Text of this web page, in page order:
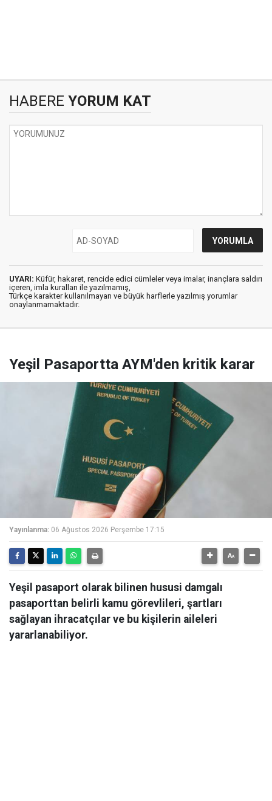
HABERE YORUM KAT
UYARI: Küfür, hakaret, rencide edici cümleler veya imalar, inançlara saldırı
içeren, imla kuralları ile yazılmamış,
Türkçe karakter kullanılmayan ve büyük harflerle yazılmış yorumlar
onaylanmamaktadır.
Yeşil Pasaportta AYM'den kritik karar
Yayınlanma: 06 Ağustos 2026 Perşembe 17:15
Yeşil pasaport olarak bilinen hususi damgalı
pasaporttan belirli kamu görevlileri, şartları
sağlayan ihracatçılar ve bu kişilerin aileleri
yararlanabiliyor.